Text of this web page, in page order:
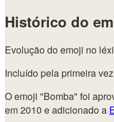
Histórico do
Evolução do emoji no
Incluído pela primeira vez
O emoji "Bomba" foi
em 2010 e adicionado a